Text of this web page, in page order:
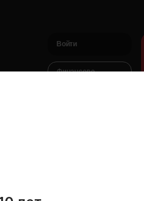
Войти
Финансово